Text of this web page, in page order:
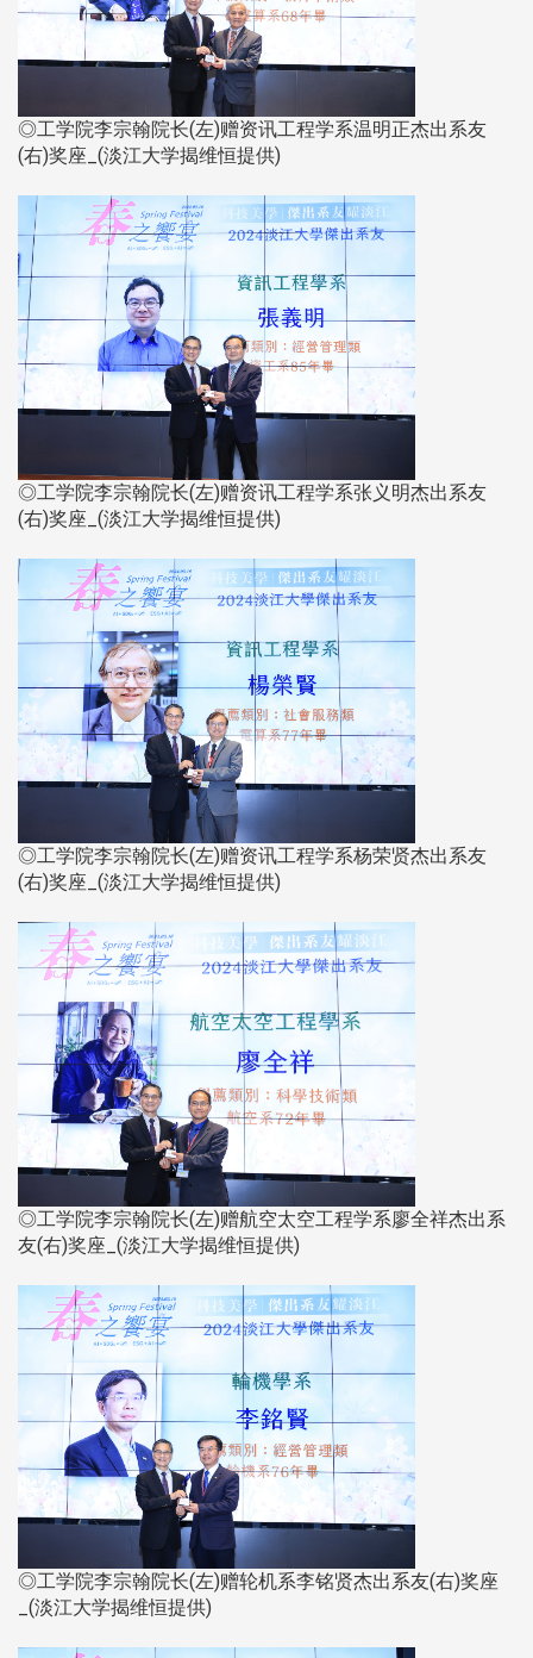
◎工学院李宗翰院长(左)赠资讯工程学系温明正杰出系友
(右)奖座_(淡江大学揭维恒提供)​​​​​​​
◎工学院李宗翰院长(左)赠资讯工程学系张义明杰出系友
(右)奖座_(淡江大学揭维恒提供)​​​​​​​
◎工学院李宗翰院长(左)赠资讯工程学系杨荣贤杰出系友
(右)奖座_(淡江大学揭维恒提供)​​​​​​​
◎工学院李宗翰院长(左)赠航空太空工程学系廖全祥杰出系
友(右)奖座_(淡江大学揭维恒提供)​​​​​​​
◎工学院李宗翰院长(左)赠轮机系李铭贤杰出系友(右)奖座
_(淡江大学揭维恒提供)​​​​​​​